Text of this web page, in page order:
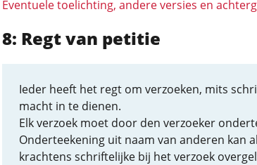
Eventuele toelichting, andere versies en
8: Regt van petitie
Ieder heeft het regt om verzoeken, mits
macht in te dienen.
Elk verzoek moet door den verzoeker
Onderteekening uit naam van anderen kan
krachtens schriftelijke bij het verzoek